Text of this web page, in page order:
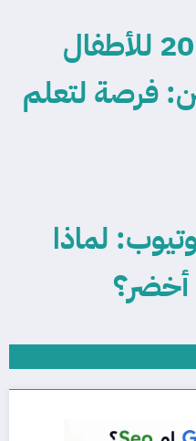
كورسات صيف 2025 للأطفال
فرصة لتعلم
لماذا
أخضر؟